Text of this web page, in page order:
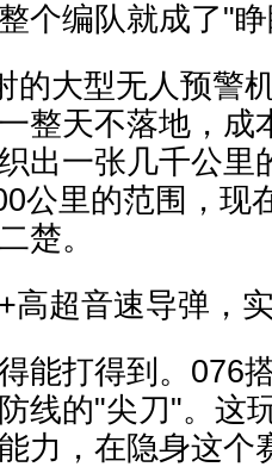
个编队就成了"
的大型无人预警
整天不落地，成
出一张几千公里
公里的范围，现
楚。
高超音速导弹，
能打得到。076
线的"尖刀"。这
力，在隐身这个